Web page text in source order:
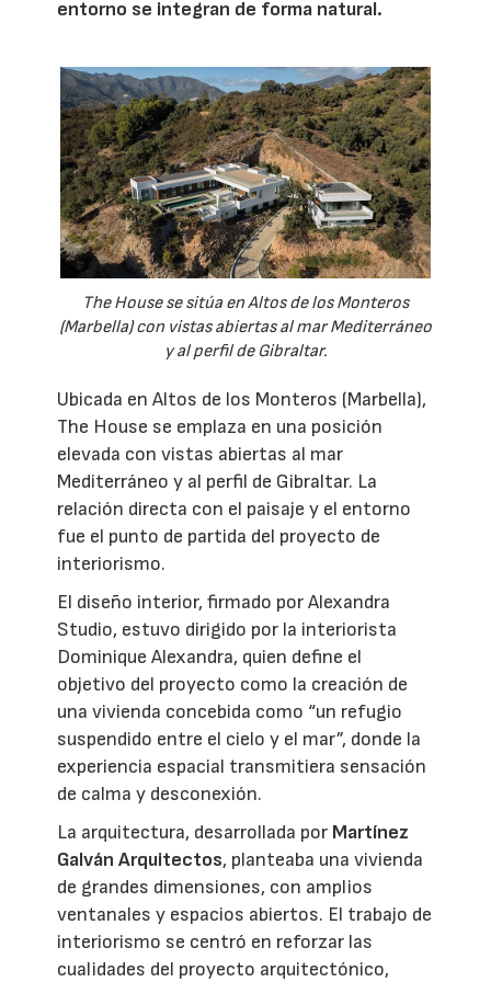
entorno se integran de forma natural.
The House se sitúa en Altos de los Monteros
(Marbella) con vistas abiertas al mar Mediterráneo
y al perfil de Gibraltar.
Ubicada en Altos de los Monteros (Marbella),
The House se emplaza en una posición
elevada con vistas abiertas al mar
Mediterráneo y al perfil de Gibraltar. La
relación directa con el paisaje y el entorno
fue el punto de partida del proyecto de
interiorismo.
El diseño interior, firmado por Alexandra
Studio, estuvo dirigido por la interiorista
Dominique Alexandra, quien define el
objetivo del proyecto como la creación de
una vivienda concebida como “un refugio
suspendido entre el cielo y el mar”, donde la
experiencia espacial transmitiera sensación
de calma y desconexión.
La arquitectura, desarrollada por Martínez
Galván Arquitectos, planteaba una vivienda
de grandes dimensiones, con amplios
ventanales y espacios abiertos. El trabajo de
interiorismo se centró en reforzar las
cualidades del proyecto arquitectónico,